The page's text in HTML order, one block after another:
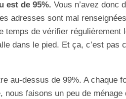
est de 95%. Vous n’avez donc
adresses sont mal
temps de vérifier régulièrement
dans le pied. Et ça, c’est pas
au-dessus de 99%. A chaque
faisons un peu de ménage